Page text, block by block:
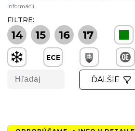
informácií.
FILTRE:
14 15 16 17
ECE
ĎALŠIE